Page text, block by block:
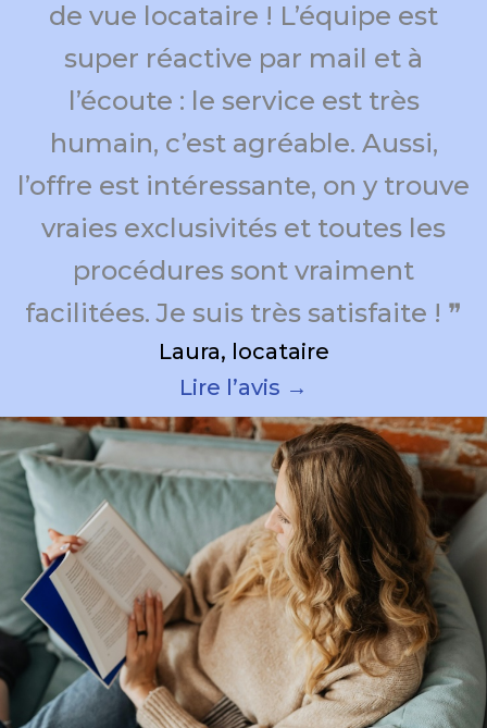
de vue locataire ! L’équipe est
super réactive par mail et à
l’écoute : le service est très
humain, c’est agréable. Aussi,
l’offre est intéressante, on y trouve
vraies exclusivités et toutes les
procédures sont vraiment
facilitées. Je suis très satisfaite ! ❞
Laura, locataire
Lire l’avis →